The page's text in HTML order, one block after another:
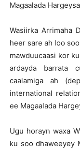
Magaalada
Wasiirka Arrimaha
heer sare ah loo
mawduucaasi kor
ardayda barrata
caalamiga ah
international
ee Magaalada
Ugu horayn waxa
ku soo dhaweeyey